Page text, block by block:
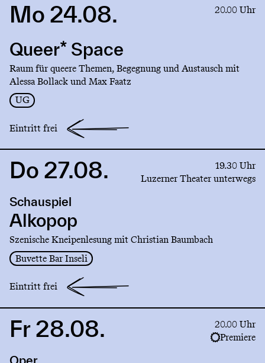
Link
Queer*
Mo 24.08. 20.00 Uhr
Queer* Space
Raum für queere Themen, Begegnung und Austausch mit
Alessa Bollack und Max Faatz
UG
Eintritt frei
Link
Alkopop
Do 27.08.
19.30 Uhr
Luzerner Theater unterwegs
Schauspiel
Alkopop
Szenische Kneipenlesung mit Christian Baumbach
Buvette Bar Inseli
Eintritt frei
LinkFr 28.08.
20.00 Uhr
Premiere
Oper